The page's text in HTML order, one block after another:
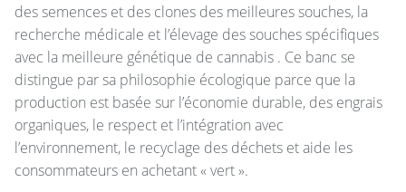
des semences et des clones des meilleures souches, la
recherche médicale et l’élevage des souches spécifiques
avec la meilleure génétique de cannabis . Ce banc se
distingue par sa philosophie écologique parce que la
production est basée sur l’économie durable, des engrais
organiques, le respect et l’intégration avec
l’environnement, le recyclage des déchets et aide les
consommateurs en achetant « vert ».